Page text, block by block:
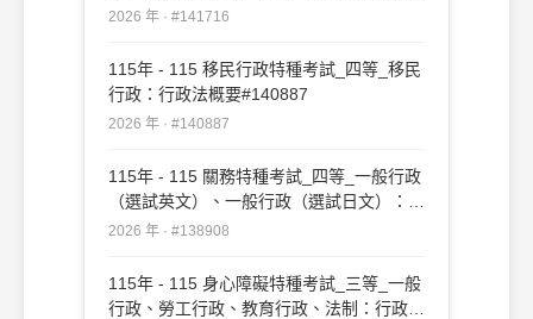
社會行政、勞工行政、教育行政、人事行
#141716
2026 年 · #141716
115年 - 115 移民行政特種考試_四等_移民
行政：行政法概要#140887
2026 年 · #140887
115年 - 115 關務特種考試_四等_一般行政
（選試英文）、一般行政（選試日文）：行
政法概要#138908
2026 年 · #138908
115年 - 115 身心障礙特種考試_三等_一般
行政、勞工行政、教育行政、法制：行政法